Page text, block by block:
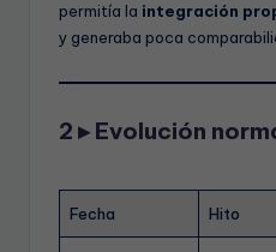
permitía la integración
y generaba poca
2 ▸ Evolución
Fecha Hito